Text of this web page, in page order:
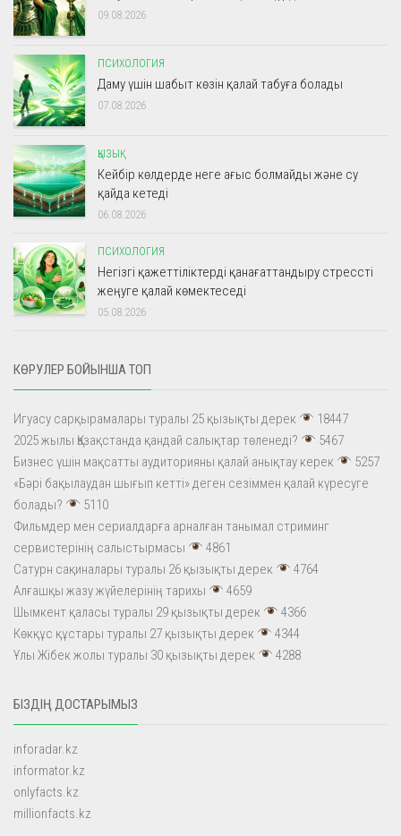
09.08.2026
ПСИХОЛОГИЯ
Даму үшін шабыт көзін қалай табуға болады
07.08.2026
ҚЫЗЫҚ
Кейбір көлдерде неге ағыс болмайды және су
қайда кетеді
06.08.2026
ПСИХОЛОГИЯ
Негізгі қажеттіліктерді қанағаттандыру стрессті
жеңуге қалай көмектеседі
05.08.2026
КӨРУЛЕР БОЙЫНША ТОП
Игуасу сарқырамалары туралы 25 қызықты дерек
18447
2025 жылы Қазақстанда қандай салықтар төленеді?
5467
Бизнес үшін мақсатты аудиторияны қалай анықтау керек
5257
«Бәрі бақылаудан шығып кетті» деген сезіммен қалай күресуге
болады?
5110
Фильмдер мен сериалдарға арналған танымал стриминг
сервистерінің салыстырмасы
4861
Сатурн сақиналары туралы 26 қызықты дерек
4764
Алғашқы жазу жүйелерінің тарихы
4659
Шымкент қаласы туралы 29 қызықты дерек
4366
Көкқұс құстары туралы 27 қызықты дерек
4344
Ұлы Жібек жолы туралы 30 қызықты дерек
4288
БІЗДІҢ ДОСТАРЫМЫЗ
inforadar.kz
informator.kz
onlyfacts.kz
millionfacts.kz